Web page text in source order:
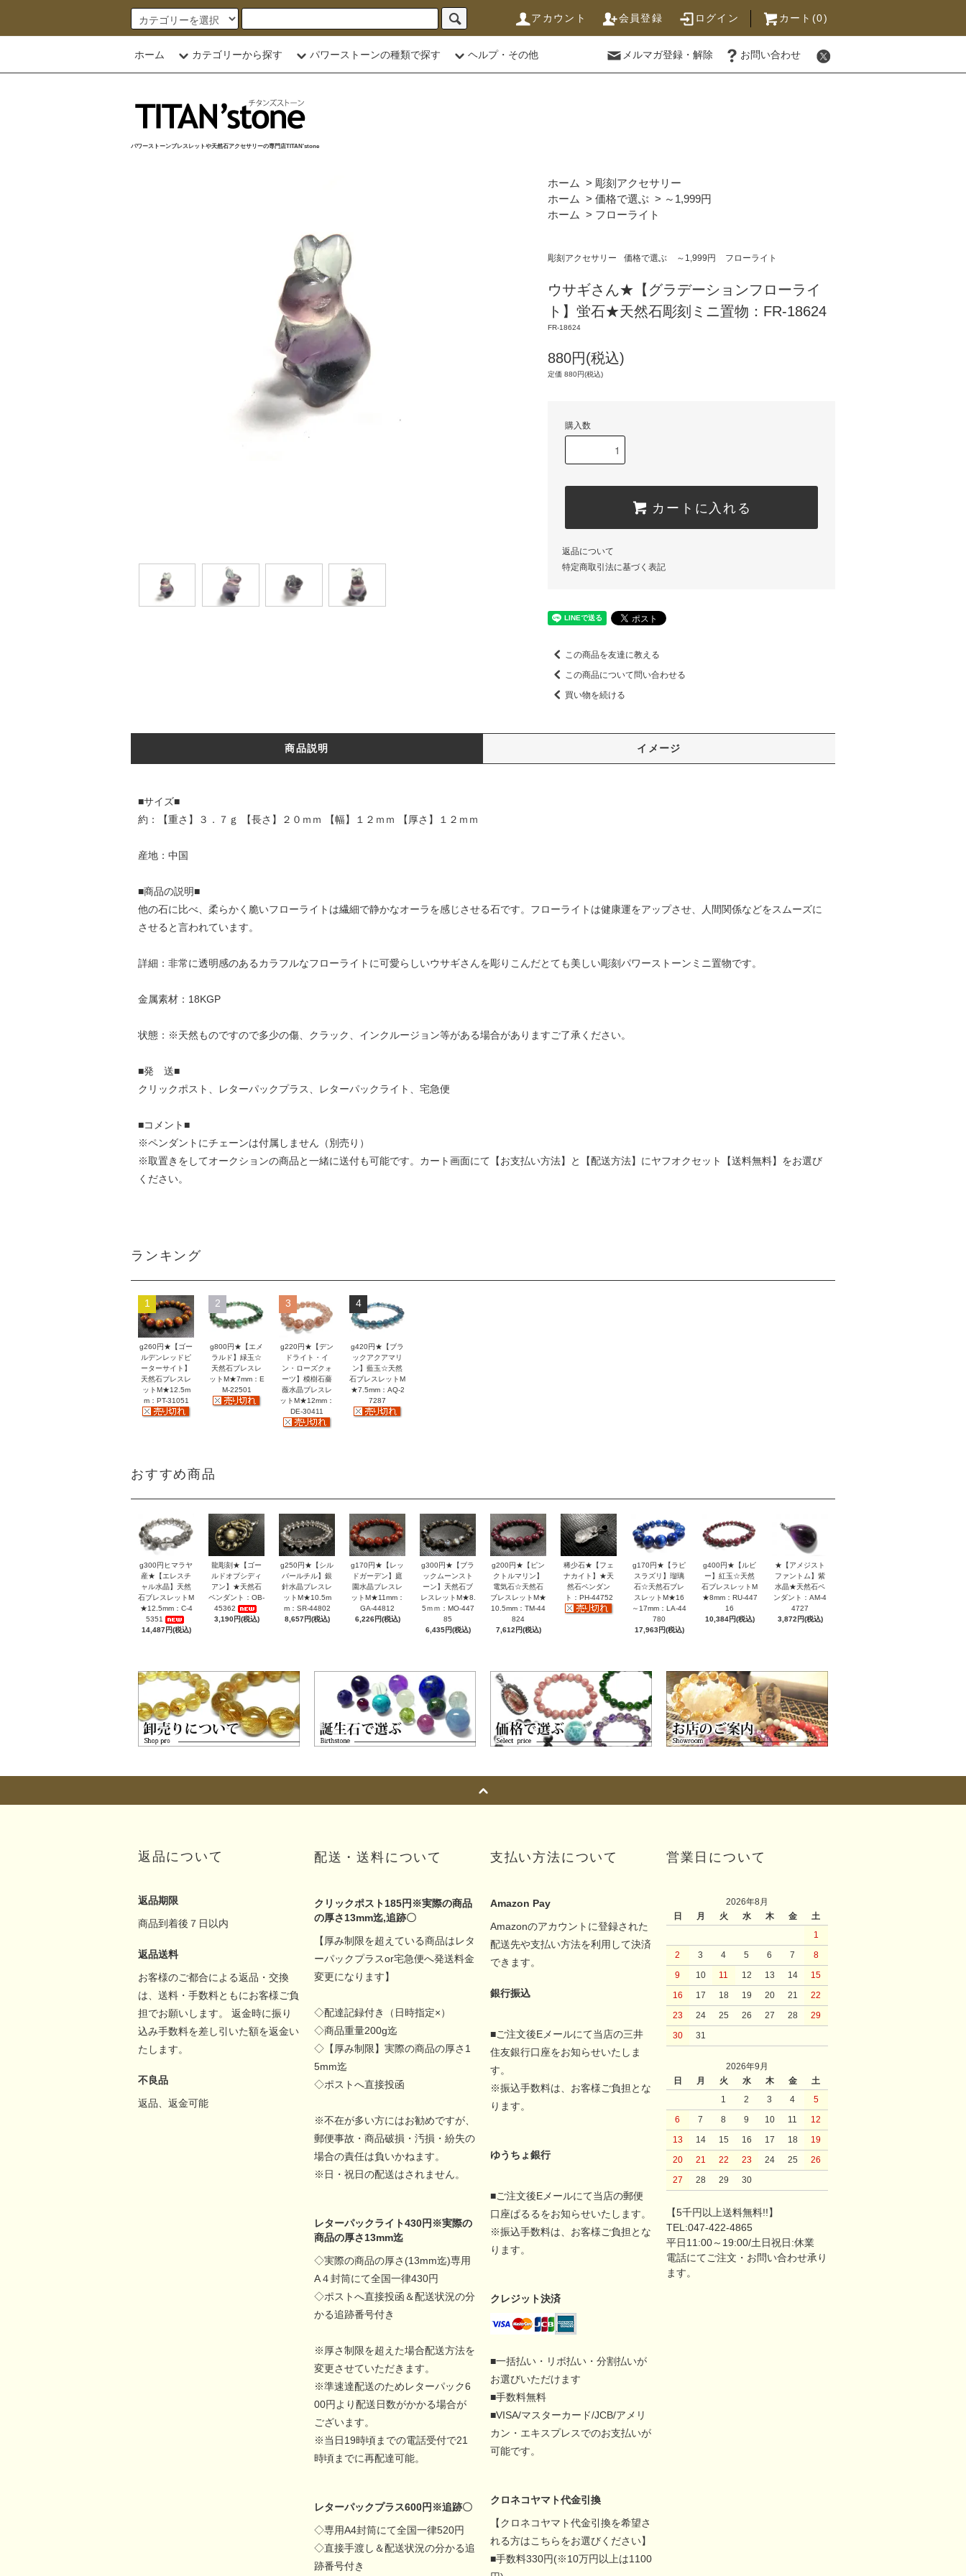
アカウント 会員登録 ログイン カート(0)
ホーム カテゴリーから探す パワーストーンの種類で探す ヘルプ・その他 メルマガ登録・解除 お問い合わせ
パワーストーンブレスレットや天然石アクセサリーの専門店TITAN'stone
ホーム > 彫刻アクセサリー
ホーム > 価格で選ぶ > ～1,999円
ホーム > フローライト
彫刻アクセサリー 価格で選ぶ ～1,999円 フローライト
ウサギさん★【グラデーションフローライ
ト】蛍石★天然石彫刻ミニ置物：FR-18624
FR-18624
880円(税込)
定価 880円(税込)
購入数
カートに入れる
返品について
特定商取引法に基づく表記
この商品を友達に教える
この商品について問い合わせる
買い物を続ける
商品説明 イメージ
■サイズ■
約：【重さ】３．７ｇ 【長さ】２０ｍｍ 【幅】１２ｍｍ 【厚さ】１２ｍｍ
産地：中国
■商品の説明■
他の石に比べ、柔らかく脆いフローライトは繊細で静かなオーラを感じさせる石です。フローライトは健康運をアップさせ、人間関係などをスムーズに
させると言われています。
詳細：非常に透明感のあるカラフルなフローライトに可愛らしいウサギさんを彫りこんだとても美しい彫刻パワーストーンミニ置物です。
金属素材：18KGP
状態：※天然ものですので多少の傷、クラック、インクルージョン等がある場合がありますご了承ください。
■発 送■
クリックポスト、レターパックプラス、レターパックライト、宅急便
■コメント■
※ペンダントにチェーンは付属しません（別売り）
※取置きをしてオークションの商品と一緒に送付も可能です。カート画面にて【お支払い方法】と【配送方法】にヤフオクセット【送料無料】をお選び
ください。
ランキング
1
g260円★【ゴー
ルデンレッドピ
ーターサイト】
天然石ブレスレ
ットM★12.5m
m：PT-31051
2
g800円★【エメ
ラルド】緑玉☆
天然石ブレスレ
ットM★7mm：E
M-22501
3
g220円★【デン
ドライト・イ
ン・ローズクォ
ーツ】模樹石薔
薇水晶ブレスレ
ットM★12mm：
DE-30411
4
g420円★【ブラ
ックアクアマリ
ン】藍玉☆天然
石ブレスレットM
★7.5mm：AQ-2
7287
おすすめ商品
g300円ヒマラヤ
産★【エレスチ
ャル水晶】天然
石ブレスレットM
★12.5mm：C-4
5351
14,487円(税込)
龍彫刻★【ゴー
ルドオブシディ
アン】★天然石
ペンダント：OB-
45362
3,190円(税込)
g250円★【シル
バールチル】銀
針水晶ブレスレ
ットM★10.5m
m：SR-44802
8,657円(税込)
g170円★【レッ
ドガーデン】庭
園水晶ブレスレ
ットM★11mm：
GA-44812
6,226円(税込)
g300円★【ブラ
ックムーンスト
ーン】天然石ブ
レスレットM★8.
5ｍｍ：MO-447
85
6,435円(税込)
g200円★【ピン
クトルマリン】
電気石☆天然石
ブレスレットM★
10.5mm：TM-44
824
7,612円(税込)
稀少石★【フェ
ナカイト】★天
然石ペンダン
ト：PH-44752
g170円★【ラピ
スラズリ】瑠璃
石☆天然石ブレ
スレットM★16
～17mm：LA-44
780
17,963円(税込)
g400円★【ルビ
ー】紅玉☆天然
石ブレスレットM
★8mm：RU-447
16
10,384円(税込)
★【アメジスト
ファントム】紫
水晶★天然石ペ
ンダント：AM-4
4727
3,872円(税込)
返品について
返品期限
商品到着後７日以内
返品送料
お客様のご都合による返品・交換
は、送料・手数料ともにお客様ご負
担でお願いします。 返金時に振り
込み手数料を差し引いた額を返金い
たします。
不良品
返品、返金可能
配送・送料について
クリックポスト185円※実際の商品
の厚さ13mm迄,追跡〇
【厚み制限を超えている商品はレタ
ーパックプラスor宅急便へ発送料金
変更になります】
◇配達記録付き（日時指定×）
◇商品重量200g迄
◇【厚み制限】実際の商品の厚さ1
5mm迄
◇ポストへ直接投函
※不在が多い方にはお勧めですが、
郵便事故・商品破損・汚損・紛失の
場合の責任は負いかねます。
※日・祝日の配送はされません。
レターパックライト430円※実際の
商品の厚さ13mm迄
◇実際の商品の厚さ(13mm迄)専用
A４封筒にて全国一律430円
◇ポストへ直接投函＆配送状況の分
かる追跡番号付き
※厚さ制限を超えた場合配送方法を
変更させていただきます。
※準速達配送のためレターパック6
00円より配送日数がかかる場合が
ございます。
※当日19時頃までの電話受付で21
時頃までに再配達可能。
レターパックプラス600円※追跡〇
◇専用A4封筒にて全国一律520円
◇直接手渡し＆配送状況の分かる追
跡番号付き
支払い方法について
Amazon Pay
Amazonのアカウントに登録された
配送先や支払い方法を利用して決済
できます。
銀行振込
■ご注文後Eメールにて当店の三井
住友銀行口座をお知らせいたしま
す。
※振込手数料は、お客様ご負担とな
ります。
ゆうちょ銀行
■ご注文後Eメールにて当店の郵便
口座ぱるるをお知らせいたします。
※振込手数料は、お客様ご負担とな
ります。
クレジット決済
■一括払い・リボ払い・分割払いが
お選びいただけます
■手数料無料
■VISA/マスターカード/JCB/アメリ
カン・エキスプレスでのお支払いが
可能です。
クロネコヤマト代金引換
【クロネコヤマト代金引換を希望さ
れる方はこちらをお選びください】
■手数料330円(※10万円以上は1100
営業日について
2026年8月
日
月 火 水 木 金
土
1
2
3 4 5 6 7
8
9
10 11 12 13 14
15
16
17 18 19 20 21
22
23
24 25 26 27 28
29
30
31
2026年9月
日
月 火 水 木 金
土
1
2 3 4
5
6
7 8 9 10 11
12
13
14 15 16 17 18
19
20
21 22 23 24 25
26
27
28 29 30
【5千円以上送料無料!!】
TEL:047-422-4865
平日11:00～19:00/土日祝日:休業
電話にてご注文・お問い合わせ承り
ます。